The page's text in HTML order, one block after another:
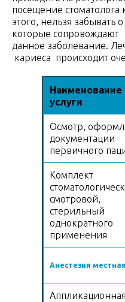
посещение
этого, нельзя забывать
которые сопровождают
данное заболевание.
кариеса происходит
Наименование
услуги
Осмотр,
документации
первичного
Комплект
смотровой,
стерильный
однократного
применения
Анестезия
Аппликационная